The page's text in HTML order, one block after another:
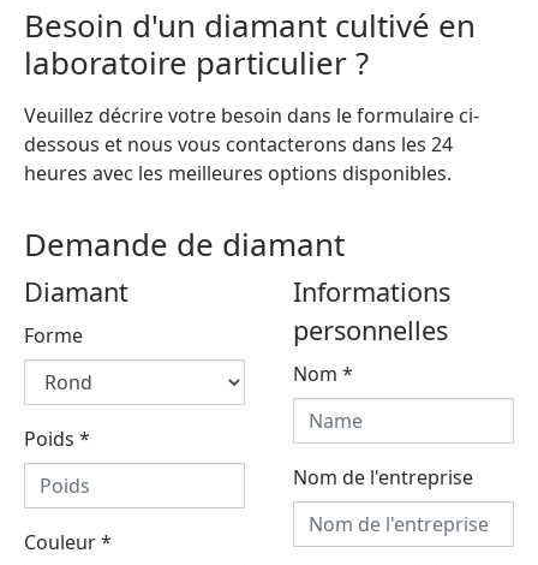
Besoin d'un diamant cultivé en
laboratoire particulier ?
Veuillez décrire votre besoin dans le formulaire ci-
dessous et nous vous contacterons dans les 24
heures avec les meilleures options disponibles.
Demande de diamant
Diamant
Forme
Poids *
Couleur*
Informations
personnelles
Nom *
Nom de l'entreprise